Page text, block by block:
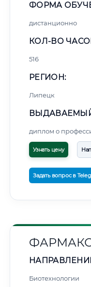
ФОРМА
дистанционно
КОЛ-ВО
516
РЕГИОН:
Липецк
диплом о
Узнать цену
Задать вопрос в
Биотехнологии